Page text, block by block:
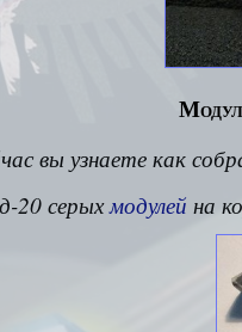
вы узнаете как
20 серыхмодулей на